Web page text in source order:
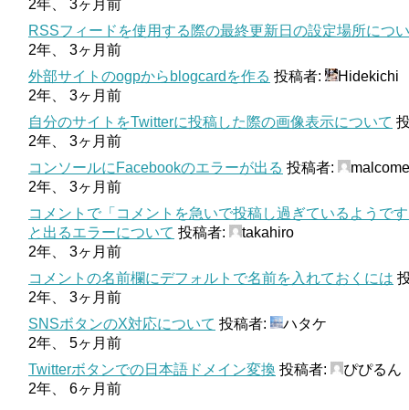
2年、 3ヶ月前
RSSフィードを使用する際の最終更新日の設定場所につ
2年、 3ヶ月前
外部サイトのogpからblogcardを作る 投稿者:
Hidekichi
2年、 3ヶ月前
自分のサイトをTwitterに投稿した際の画像表示について
2年、 3ヶ月前
コンソールにFacebookのエラーが出る 投稿者:
malcome
2年、 3ヶ月前
コメントで「コメントを急いで投稿し過ぎているようで
と出るエラーについて 投稿者:
takahiro
2年、 3ヶ月前
コメントの名前欄にデフォルトで名前を入れておくには
2年、 3ヶ月前
SNSボタンのX対応について 投稿者:
ハタケ
2年、 5ヶ月前
Twitterボタンでの日本語ドメイン変換 投稿者:
ぴぴるん
2年、 6ヶ月前